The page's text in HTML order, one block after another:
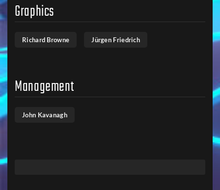
Graphics
Richard Browne Jürgen Friedrich
Management
John Kavanagh